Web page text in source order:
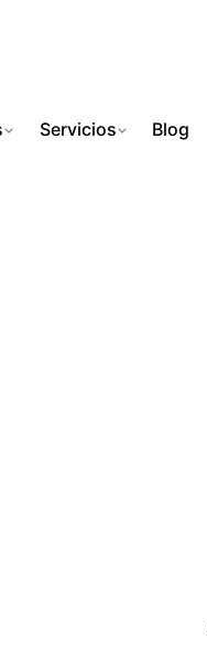
Servicios Blog